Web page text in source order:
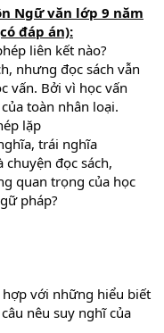
Ngữ văn lớp 9 năm
đáp án):
liên kết nào?
nhưng đọc sách vẫn
vấn. Bởi vì học vấn
toàn nhân loại.
lặp
trái nghĩa
chuyện đọc sách,
quan trọng của học
pháp?
với những hiểu biết
nêu suy nghĩ của